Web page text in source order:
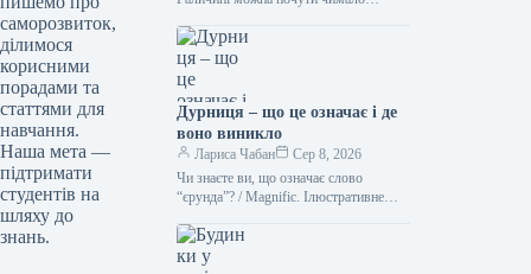
саморозвиток,
ділимося
корисними
порадами та
статтями для
навчання.
Наша мета —
підтримати
студентів на
шляху до
знань.
спантеличити навіть досвідченого
мандрівника.…
Дурниця – що це означає і де
воно виникло
Лариса Чабан
Сер 8, 2026
Чи знаєте ви, що означає слово
“єрунда”? / Magnific. Ілюстративне
виявляється цікавішою за його
сучасне…